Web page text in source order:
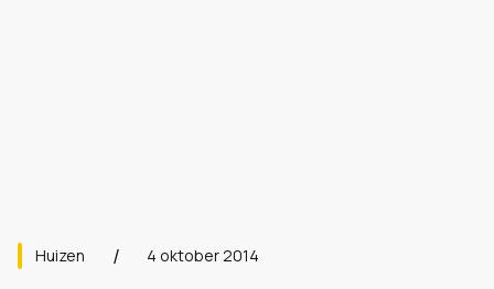
Huizen 4 oktober 2014